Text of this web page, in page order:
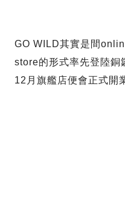
GO WILD其實是間
store的形式率先登陸銅
12月旗艦店便會正式開